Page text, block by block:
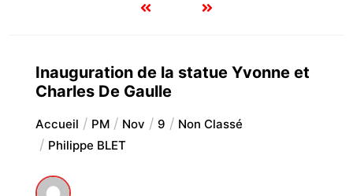
Inauguration de la statue Yvonne et
Charles De Gaulle
Accueil PM Nov 9
Non Classé
Philippe BLET